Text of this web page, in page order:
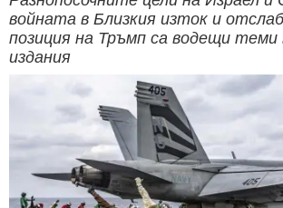
войната в Близкия изток и
позиция на Тръмп са водещи теми
издания